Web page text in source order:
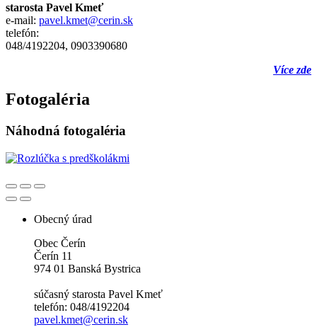
starosta Pavel Kmeť
e-mail: pavel.kmet@cerin.sk
telefón:
048/4192204, 0903390680
Více zde
Fotogaléria
Náhodná fotogaléria
Obecný úrad
Obec Čerín
Čerín 11
974 01 Banská Bystrica
súčasný starosta Pavel Kmeť
telefón: 048/4192204
pavel.kmet@cerin.sk